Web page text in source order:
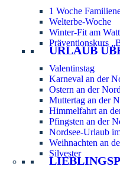
1 Woche
Welterbe-Woche
Winter-Fit am
Präventionskurs
URLAUB
Valentinstag
Karneval an der
Ostern an der
Muttertag an der
Himmelfahrt an
Pfingsten an der
Nordsee-Urlaub
Weihnachten an
Silvester